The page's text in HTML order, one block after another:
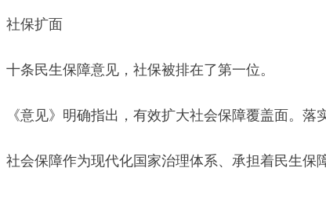
社保扩面
十条民生保障意见，社保被排在了第一位。
《意见》明确指出，有效扩大社会保障覆盖面。
社会保障作为现代化国家治理体系、承担着民生保